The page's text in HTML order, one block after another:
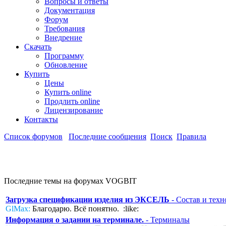
Документация
Форум
Требования
Внедрение
Скачать
Программу
Обновление
Купить
Цены
Купить online
Продлить online
Лицензирование
Контакты
Список форумов Последние сообщения Поиск Правила
Последние темы на форумах VOGBIT
Загрузка спецификации изделия из ЭКСЕЛЬ - Состав и
GlMax: Благодарю. Всё понятно. :like:
Информация о задании на терминале. - Терминалы